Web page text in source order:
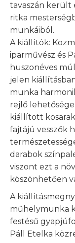
tavaszán került
ritka
munkáiból.
A kiállítók:
iparművész és
huszonéves
jelen
munka
rejlő
kiállított
fajtájú vesszők
darabok
viszont ezt a
köszönhetően
A
műhelymunka
festésű
Páll Etelka